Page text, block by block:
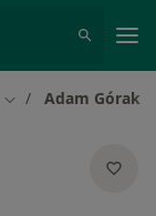
Zmień miasto
Adam Górak